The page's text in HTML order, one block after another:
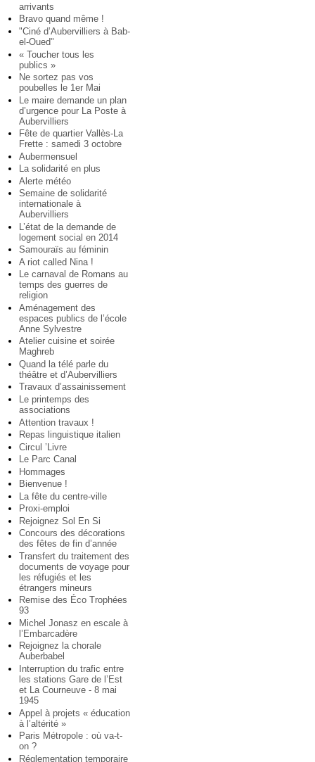
arrivants
Bravo quand même !
"Ciné d’Aubervilliers à Bab-
el-Oued"
« Toucher tous les
publics »
Ne sortez pas vos
poubelles le 1er Mai
Le maire demande un plan
d’urgence pour La Poste à
Aubervilliers
Fête de quartier Vallès-La
Frette : samedi 3 octobre
Aubermensuel
La solidarité en plus
Alerte météo
Semaine de solidarité
internationale à
Aubervilliers
L’état de la demande de
logement social en 2014
Samouraïs au féminin
A riot called Nina !
Le carnaval de Romans au
temps des guerres de
religion
Aménagement des
espaces publics de l’école
Anne Sylvestre
Atelier cuisine et soirée
Maghreb
Quand la télé parle du
théâtre et d’Aubervilliers
Travaux d’assainissement
Le printemps des
associations
Attention travaux !
Repas linguistique italien
Circul ’Livre
Le Parc Canal
Hommages
Bienvenue !
La fête du centre-ville
Proxi-emploi
Rejoignez Sol En Si
Concours des décorations
des fêtes de fin d’année
Transfert du traitement des
documents de voyage pour
les réfugiés et les
étrangers mineurs
Remise des Éco Trophées
93
Michel Jonasz en escale à
l’Embarcadère
Rejoignez la chorale
Auberbabel
Interruption du trafic entre
les stations Gare de l’Est
et La Courneuve - 8 mai
1945
Appel à projets « éducation
à l’altérité »
Paris Métropole : où va-t-
on ?
Réglementation temporaire